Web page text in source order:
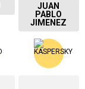
JUAN
PABLO
JIMENEZ